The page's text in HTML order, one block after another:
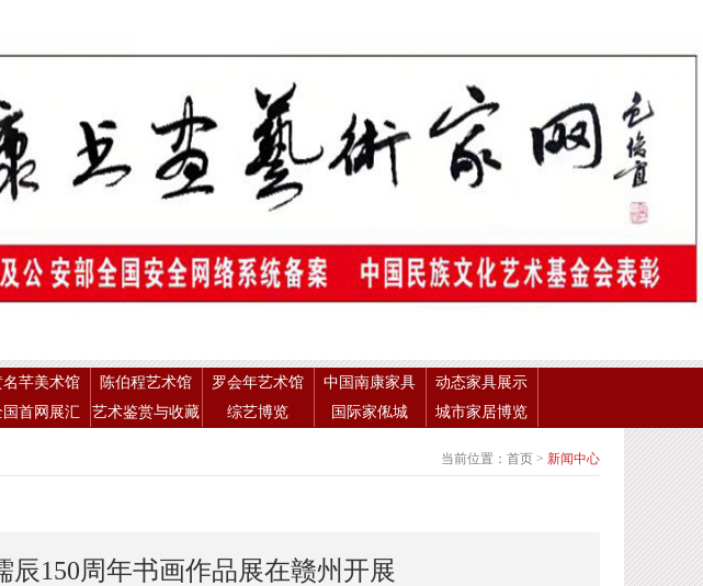
名芊美术馆 陈伯程艺术馆 罗会年艺术馆 中国南康家具
动态家具展示
国首网展汇 艺术鉴赏与收藏 综艺博览 国际家俬城 城市家居博览
当前位置： 首页 > 新闻中心
150周年书画作品展在赣州开展